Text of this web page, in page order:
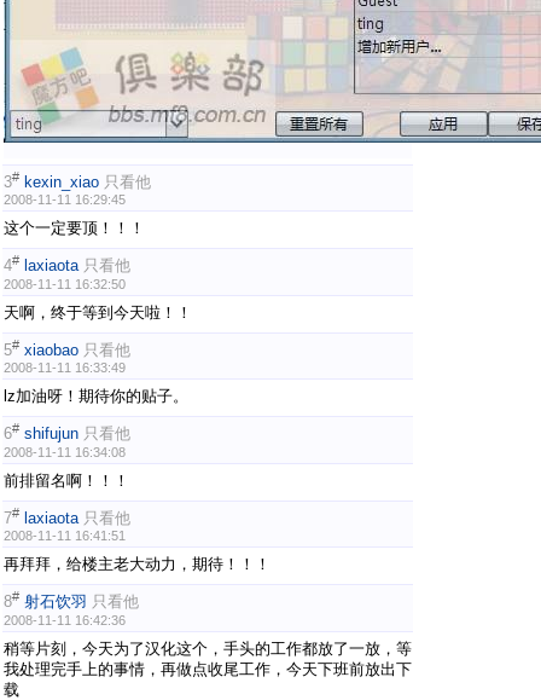
3# kexin_xiao 只看他
2008-11-11 16:29:45
这个一定要顶！！！
4# laxiaota 只看他
2008-11-11 16:32:50
天啊，终于等到今天啦！！
5# xiaobao 只看他
2008-11-11 16:33:49
lz加油呀！期待你的贴子。
6# shifujun 只看他
2008-11-11 16:34:08
前排留名啊！！！
7# laxiaota 只看他
2008-11-11 16:41:51
再拜拜，给楼主老大动力，期待！！！
8# 射石饮羽 只看他
2008-11-11 16:42:36
稍等片刻，今天为了汉化这个，手头的工作都放了一放，等
我处理完手上的事情，再做点收尾工作，今天下班前放出下
载